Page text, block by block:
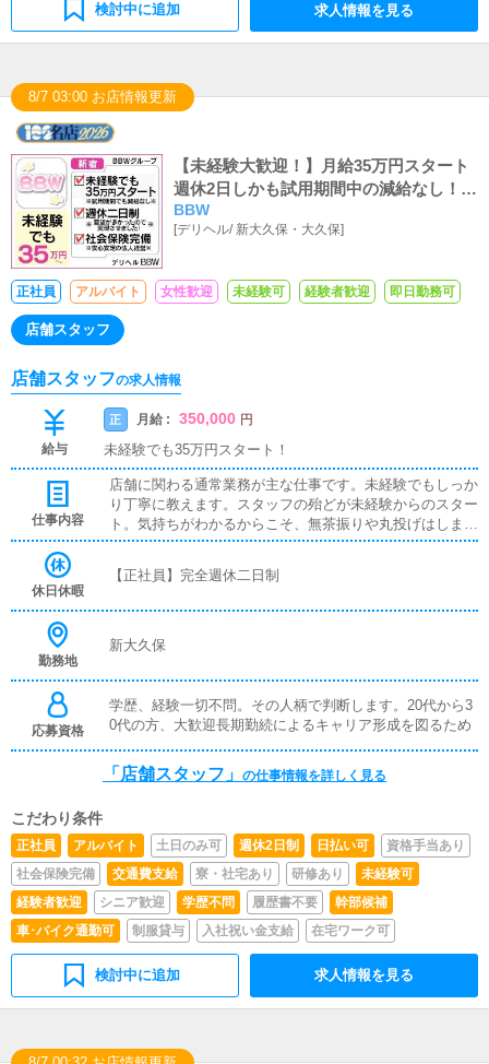
検討中に追加 求人情報を見る
8/7 03:00 お店情報更新
【未経験大歓迎！】月給35万円スタート
週休2日しかも試用期間中の減給なし！新
宿で本気で稼ぎたいならBBW！
BBW
[デリヘル/ 新大久保・大久保]
正社員 アルバイト 女性歓迎 未経験可 経験者歓迎 即日勤務可
店舗スタッフ
店舗スタッフの求人情報
給与
正 月給 : 350,000 円
未経験でも35万円スタート！
仕事内容
店舗に関わる通常業務が主な仕事です。未経験でもしっか
り丁寧に教えます。スタッフの殆どが未経験からのスター
ト。気持ちがわかるからこそ、無茶振りや丸投げはしませ
ん。店舗運営、人材・店舗の育成、女子面接、マネジメン
ります。※店長経験者優遇・主任スタート可■店長/幹部候
っていただきます。業務に慣れてきたら、『キャストの管
早い方だと１年ぐらいで、店長として新しい店舗の運営を
お任せします。■対面接客・受付業務お客様からのお問合
せや来店されたお客様の案内を行っていただきます。予約
を見ながら徐々に覚えていただきますので、未経験の方で
様の増加】【お客様のリピート率の向上】【キャストの方
の入店数の増加】など、売上UPに繋がる施策の提案を行
っていただきます。■キャスト管理お店で働いていただい
ているキャストの方が稼げるようにインターネットを使っ
たPR（写メ日記）などの使い方などのアドバイスを行っ
ていただきます。■PC更新業務ヘブンネットなど、ポータ
ルサイト等の店舗情報更新作業を行っていただきます。キ
ャストの出勤情報やイベント、求人ブログの作成となりま
す。基本的にはボタンを押すだけや、ブログの更新時に簡
の方に快適にお過ごしいただくため、店内の清掃や備品の
休日休暇
【正社員】完全週休二日制
勤務地
新大久保
応募資格
学歴、経験一切不問。その人柄で判断します。20代から3
0代の方、大歓迎長期勤続によるキャリア形成を図るため
「店舗スタッフ」 の仕事情報を詳しく見る
こだわり条件
正社員 アルバイト 土日のみ可 週休2日制 日払い可
資格手当あり
社会保険完備
交通費支給 寮・社宅あり 研修あり
未経験可
経験者歓迎
シニア歓迎 学歴不問 履歴書不要
幹部候補
車･バイク通勤可
制服貸与 入社祝い金支給 在宅ワーク可
検討中に追加 求人情報を見る